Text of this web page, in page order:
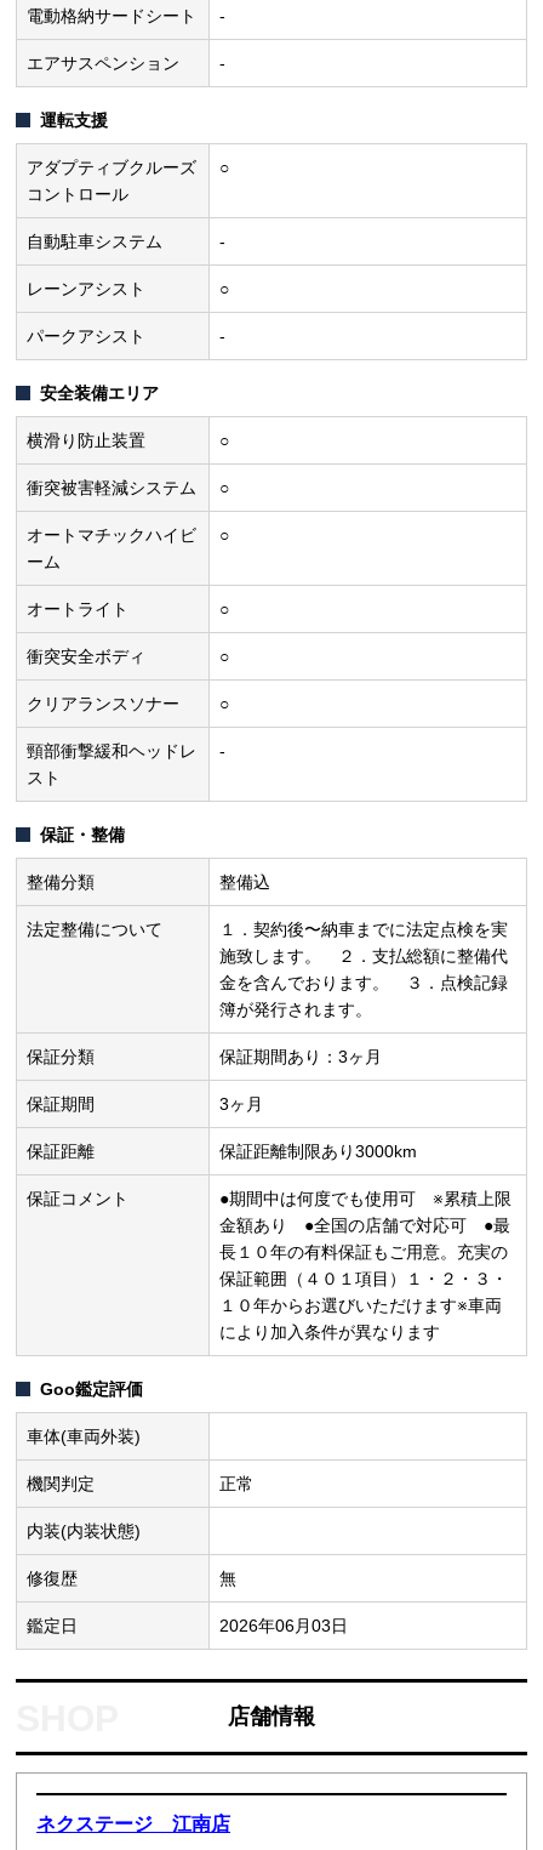
電動格納サードシート -
エアサスペンション -
運転支援
アダプティブクルーズ
コントロール
○
自動駐車システム -
レーンアシスト ○
パークアシスト -
安全装備エリア
横滑り防止装置 ○
衝突被害軽減システム ○
オートマチックハイビ
ーム
○
オートライト ○
衝突安全ボディ ○
クリアランスソナー ○
頸部衝撃緩和ヘッドレ
スト
-
保証・整備
整備分類 整備込
法定整備について
１．契約後〜納車までに法定点検を実
施致します。 ２．支払総額に整備代
金を含んでおります。 ３．点検記録
簿が発行されます。
保証分類 保証期間あり：3ヶ月
保証期間 3ヶ月
保証距離 保証距離制限あり3000km
保証コメント
●期間中は何度でも使用可 ※累積上限
金額あり ●全国の店舗で対応可 ●最
長１０年の有料保証もご用意。充実の
保証範囲（４０１項目）１・２・３・
１０年からお選びいただけます※車両
により加入条件が異なります
Goo鑑定評価
車体(車両外装)
機関判定 正常
内装(内装状態)
修復歴 無
鑑定日 2026年06月03日
店舗情報
ネクステージ 江南店